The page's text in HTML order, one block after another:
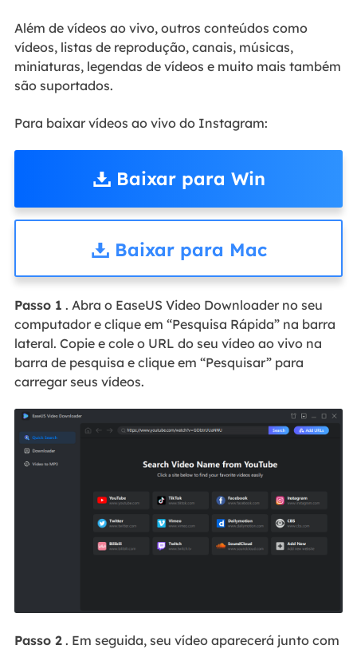
Além de vídeos ao vivo, outros conteúdos como
vídeos, listas de reprodução, canais, músicas,
miniaturas, legendas de vídeos e muito mais também
são suportados.
Para baixar vídeos ao vivo do Instagram:
Baixar para Win
Baixar para Mac
Passo 1 . Abra o EaseUS Video Downloader no seu
computador e clique em “Pesquisa Rápida” na barra
lateral. Copie e cole o URL do seu vídeo ao vivo na
barra de pesquisa e clique em “Pesquisar” para
carregar seus vídeos.
Passo 2. Em seguida, seu vídeo aparecerá junto com